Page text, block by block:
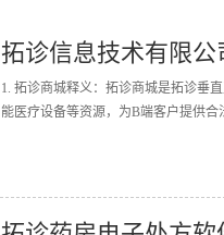
拓诊信息技术有限
1. 拓诊商城释义：拓诊商城是拓诊垂
能医疗设备等资源，为B端客户提供